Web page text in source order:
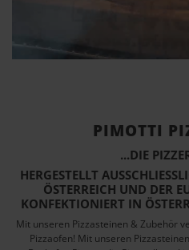
PIMOTTI
...DIE
HERGESTELLT
STERREICH UND DER
ONFEKTIONIERT IN
Mit unseren Pizzasteinen & Zubehör
Pizzaofen! Mit unseren